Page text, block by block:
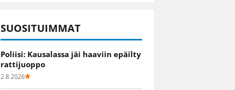
SUOSITUIMMAT
Poliisi: Kausalassa jäi haaviin epäilty
rattijuoppo
2.8.2026